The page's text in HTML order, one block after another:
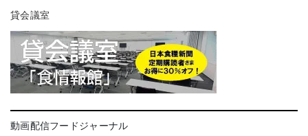
貸会議室
動画配信フードジャーナル